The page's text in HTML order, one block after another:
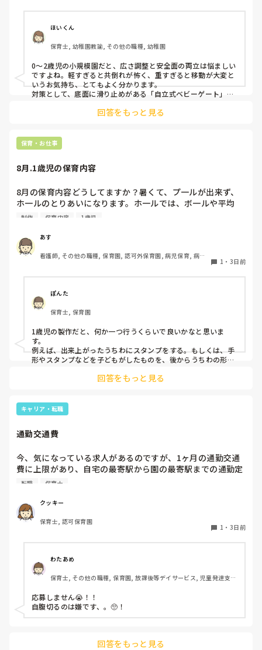
しっかりした重いものを置いていましたが、移動が大変で使
い勝手が悪く、子どもがぶつかって倒れた時に怖い思いをし
ました。
皆さんの園ではどんなもので工夫されていますか？
ほいくん
保育士, 幼稚園教諭, その他の職種, 幼稚園
0〜2歳児の小規模園だと、広さ調整と安全面の両立は悩ましい
ですよね。軽すぎると共倒れが怖く、重すぎると移動が大変と
いうお気持ち、とてもよく分かります。
対策として、底面に滑り止めがある「自立式ベビーゲート」な
た、ストッパー付きキャスターをつけたロー棚を仕切りにすれ
り、脚元に水入りペットボトルなどの重りを付けて補強してみ
てくださいね。安全で使いやすい方法が見つかるよう応援して
回答をもっと見る
保育・お仕事
8月.1歳児の保育内容
8月の保育内容どうしてますか？暑くて、プ一ルが出来ず、
ホ一ルのとりあいになります。ホ一ルでは、ボ一ルや平均
台、風船で遊んでいます。製作で、うちわや望遠鏡や風鈴🎐
クラスです、玩具で遊ばせながら、何人かずつよんで、やっ
ています。何か、いいアイデアや、工夫など、何でもいいの
で、教えて下さい。
制作 保育内容 1歳児
あす
看護師, その他の職種, 保育園, 認可外保育園, 病児保育, 病院
1 ・ 3日前
ぽんた
保育士, 保育園
1歳児の製作だと、何か一つ行うくらいで良いかなと思いま
す。
例えば、出来上がったうちわにスタンプをする。もしくは、手
形やスタンプなどを子どもがしたものを、後からうちわの形に
雨遊び、氷遊び、など間食遊びをたくさん行っています。
す！いつもと違うおもちゃ、室内に興味津々です！
回答をもっと見る
キャリア・転職
通勤交通費
今、気になっている求人があるのですが、1ヶ月の通勤交通
費に上限があり、自宅の最寄駅から園の最寄駅までの通勤定
期代が5,000円ほどオーバーします
私としてはなかなか大きい金額なので、この時点で応募を迷
っているのですが、皆さんならどうしますか？
転職 保育士
クッキー
保育士, 認可保育園
1 ・ 3日前
わたあめ
保育士, その他の職種, 保育園, 放課後等デイサービス, 児童発達支援
応募しません😭！！
自腹切るのは嫌です、。🥺！
回答をもっと見る